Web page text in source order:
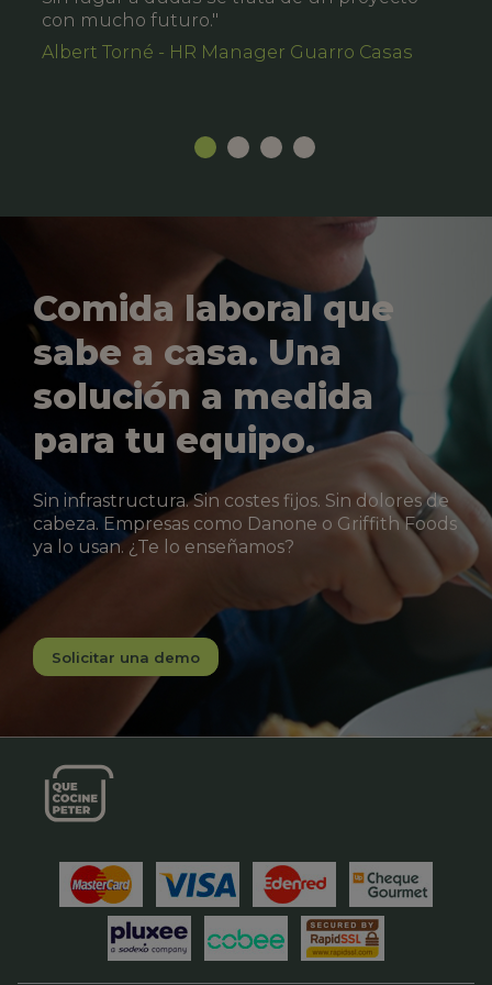
con mucho futuro."
Albert Torné - HR Manager Guarro Casas
Comida laboral que
sabe a casa. Una
solución a medida
para tu equipo.
Sin infrastructura. Sin costes fijos. Sin dolores de
cabeza. Empresas como Danone o Griffith Foods
ya lo usan. ¿Te lo enseñamos?
Solicitar una demo